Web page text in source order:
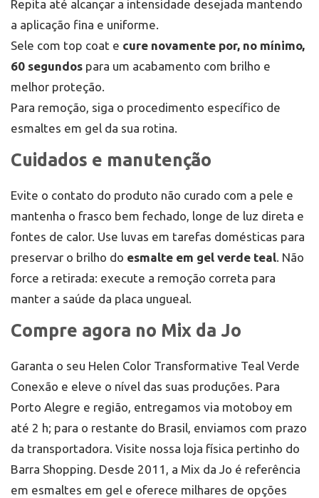
Repita até alcançar a intensidade desejada mantendo
a aplicação fina e uniforme.
Sele com top coat e cure novamente por, no mínimo,
60 segundos para um acabamento com brilho e
melhor proteção.
Para remoção, siga o procedimento específico de
esmaltes em gel da sua rotina.
Cuidados e manutenção
Evite o contato do produto não curado com a pele e
mantenha o frasco bem fechado, longe de luz direta e
fontes de calor. Use luvas em tarefas domésticas para
preservar o brilho do esmalte em gel verde teal. Não
force a retirada: execute a remoção correta para
manter a saúde da placa ungueal.
Compre agora no Mix da Jo
Garanta o seu Helen Color Transformative Teal Verde
Conexão e eleve o nível das suas produções. Para
Porto Alegre e região, entregamos via motoboy em
até 2 h; para o restante do Brasil, enviamos com prazo
da transportadora. Visite nossa loja física pertinho do
Barra Shopping. Desde 2011, a Mix da Jo é referência
em esmaltes em gel e oferece milhares de opções